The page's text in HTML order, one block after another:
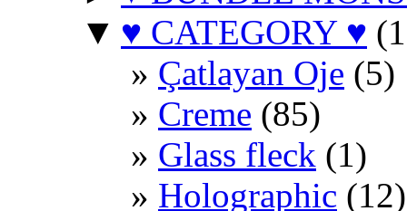
▼ ♥ CATEGORY ♥
Çatlayan Oje (5)
Creme (85)
Glass fleck (1)
Holographic (12)